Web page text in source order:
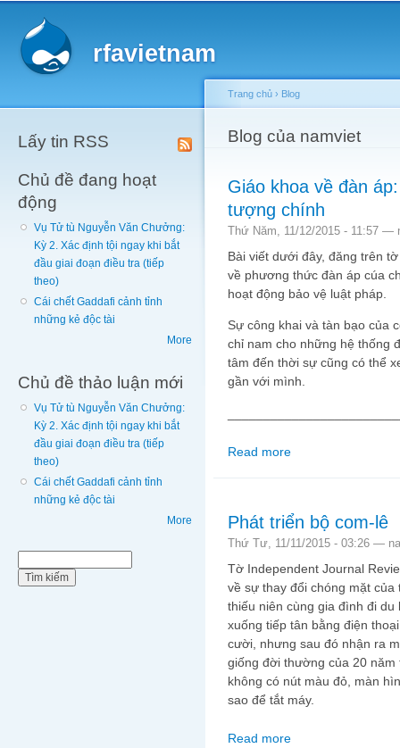
rfavietnam
Lấy tin RSS
Chủ đề đang hoạt
động
Vụ Tử tù Nguyễn Văn Chưởng:
Kỳ 2. Xác định tội ngay khi bắt
đầu giai đoạn điều tra (tiếp
theo)
Cái chết Gaddafi cảnh tỉnh
những kẻ độc tài
More
Chủ đề thảo luận mới
Vụ Tử tù Nguyễn Văn Chưởng:
Kỳ 2. Xác định tội ngay khi bắt
đầu giai đoạn điều tra (tiếp
theo)
Cái chết Gaddafi cảnh tỉnh
những kẻ độc tài
More
You are here
Trang chủ › Blog
Blog của namviet
Giáo khoa về đàn
tượng chính
Thứ Năm, 11/12/2015 - 11:57 —
Bài viết dưới đây, đăng trên
về phương thức đàn áp cúa
hoạt động bảo vệ luật pháp.
Sự công khai và tàn bạo của
chỉ nam cho những hệ thống
tâm đến thời sự cũng có thể
gần với mình.
Read more
Phát triển bộ com-lê
Thứ Tư, 11/11/2015 - 03:26 —
Tờ Independent Journal
về sự thay đổi chóng mặt
thiếu niên cùng gia đình đi
xuống tiếp tân bằng điện
cười, nhưng sau đó nhận ra
giống đời thường của 20
không có nút màu đỏ, màn
sao để tắt máy.
Read more